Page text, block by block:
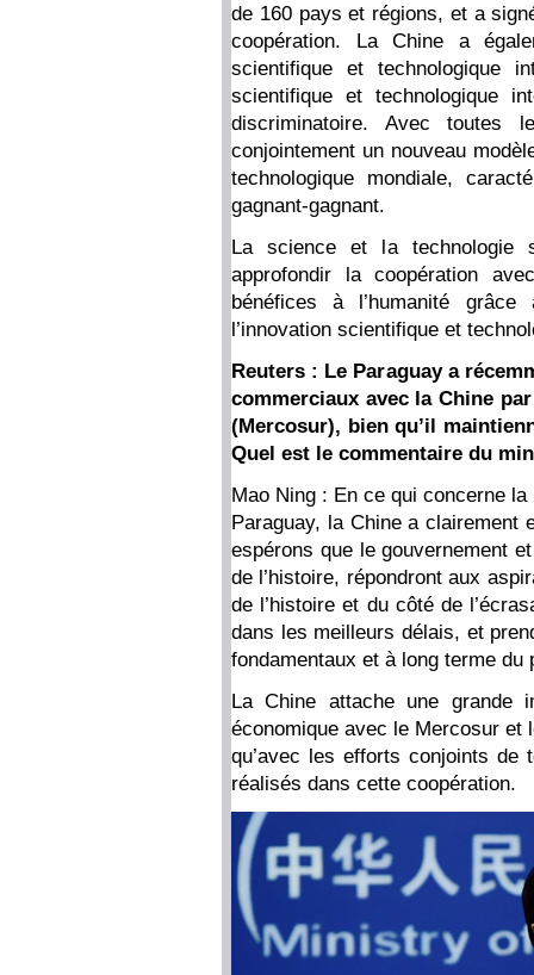
de 160 pays et régions, et a
coopération. La Chine a
scientifique et technologique
scientifique et technologique
discriminatoire. Avec toutes
conjointement un nouveau
technologique mondiale,
gagnant-gagnant.
La science et la technologie
approfondir la coopération
bénéfices à l’humanité
l’innovation scientifique et
Reuters : Le Paraguay a
commerciaux avec la Chine
(Mercosur), bien qu’il
Quel est le commentaire du
Mao Ning : En ce qui concerne
Paraguay, la Chine a clairement
espérons que le gouvernement
de l’histoire, répondront aux
de l’histoire et du côté de
dans les meilleurs délais, et
fondamentaux et à long terme
La Chine attache une grande
économique avec le Mercosur et
qu’avec les efforts conjoints
réalisés dans cette coopération.